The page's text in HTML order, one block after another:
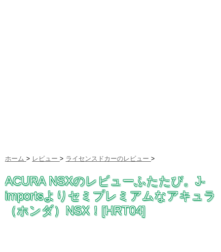
ホーム > レビュー > ライセンスドカーのレビュー >
ACURA NSXのレビューふたたび。J-
importsよりセミプレミアムなアキュラ
（ホンダ）NSX！[HRT04]